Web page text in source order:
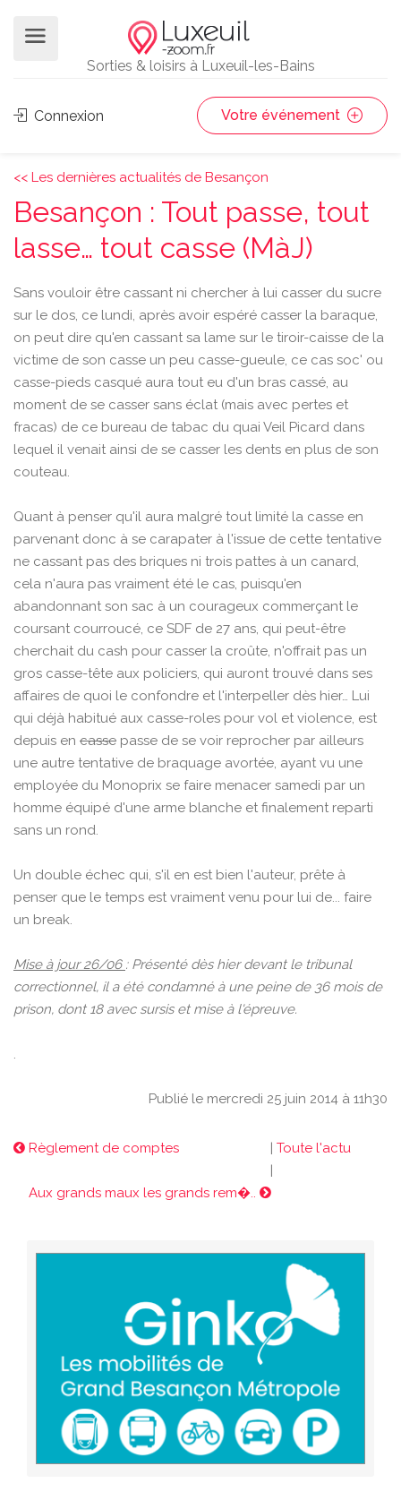
Sorties & loisirs à Luxeuil-les-Bains
Connexion Votre événement
<< Les dernières actualités de Besançon
Besançon : Tout passe, tout
lasse… tout casse (MàJ)
Sans vouloir être cassant ni chercher à lui casser du sucre
sur le dos, ce lundi, après avoir espéré casser la baraque,
on peut dire qu'en cassant sa lame sur le tiroir-caisse de la
victime de son casse un peu casse-gueule, ce cas soc' ou
casse-pieds casqué aura tout eu d'un bras cassé, au
moment de se casser sans éclat (mais avec pertes et
fracas) de ce bureau de tabac du quai Veil Picard dans
lequel il venait ainsi de se casser les dents en plus de son
couteau.
Quant à penser qu'il aura malgré tout limité la casse en
parvenant donc à se carapater à l'issue de cette tentative
ne cassant pas des briques ni trois pattes à un canard,
cela n'aura pas vraiment été le cas, puisqu'en
abandonnant son sac à un courageux commerçant le
coursant courroucé, ce SDF de 27 ans, qui peut-être
cherchait du cash pour casser la croûte, n'offrait pas un
gros casse-tête aux policiers, qui auront trouvé dans ses
affaires de quoi le confondre et l'interpeller dès hier… Lui
qui déjà habitué aux casse-roles pour vol et violence, est
depuis en casse passe de se voir reprocher par ailleurs
une autre tentative de braquage avortée, ayant vu une
employée du Monoprix se faire menacer samedi par un
homme équipé d'une arme blanche et finalement reparti
sans un rond.
Un double échec qui, s'il en est bien l'auteur, prête à
penser que le temps est vraiment venu pour lui de... faire
un break.
Mise à jour 26/06 : Présenté dès hier devant le tribunal
correctionnel, il a été condamné à une peine de 36 mois de
prison, dont 18 avec sursis et mise à l'épreuve.
.
Publié le mercredi 25 juin 2014 à 11h30
Règlement de comptes | Toute l'actu
|
Aux grands maux les grands rem�..